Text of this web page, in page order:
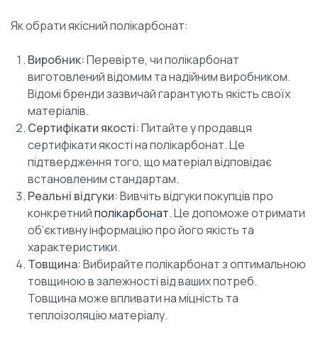
Як обрати якісний полікарбонат:
Виробник:Перевірте, чи полікарбонат
виготовлений відомим та надійним виробником.
Відомі бренди зазвичай гарантують якість своїх
матеріалів.
Сертифікати якості:Питайте у продавця
сертифікати якості на полікарбонат. Це
підтвердження того, що матеріал відповідає
встановленим стандартам.
Реальні відгуки:Вивчіть відгуки покупців про
конкретнийполікарбонат. Це допоможе отримати
об’єктивну інформацію про його якість та
характеристики.
Товщина:Вибирайте полікарбонат з оптимальною
товщиною в залежності від ваших потреб.
Товщина може впливати на міцність та
теплоізоляцію матеріалу.